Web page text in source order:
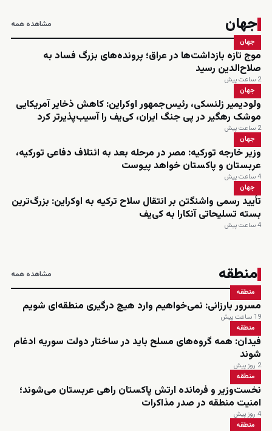
جهان مشاهده همه
جهان
موج تازه بازداشت‌ها در عراق؛ پرونده‌های بزرگ فساد به
صلاح‌الدین رسید
2 ساعت پیش
جهان
ولودیمیر زلنسکی، رئیس‌جمهور اوکراین: کاهش ذخایر آمریکایی
موشک رهگیر در پی جنگ ایران، کی‌یف را آسیب‌پذیرتر کرد
2 ساعت پیش
جهان
وزیر خارجه تورکیه: مصر در مرحله بعد به ائتلاف دفاعی تورکیه،
عربستان و پاکستان خواهد پیوست
4 ساعت پیش
جهان
تأیید رسمی واشنگتن بر انتقال سلاح ترکیه به اوکراین: بزرگ‌ترین
بسته تسلیحاتی آنکارا به کی‌یف
4 ساعت پیش
منطقه مشاهده همه
منطقه
مسرور بارزانی: نمی‌خواهیم وارد هیچ درگیری منطقه‌ای شویم
19 ساعت پیش
منطقه
فیدان: همه گروه‌های مسلح باید در ساختار دولت سوریه ادغام
شوند
2 روز پیش
منطقه
نخست‌وزیر و فرمانده ارتش پاکستان راهی عربستان می‌شوند؛
امنیت منطقه در صدر مذاکرات
4 روز پیش
منطقه